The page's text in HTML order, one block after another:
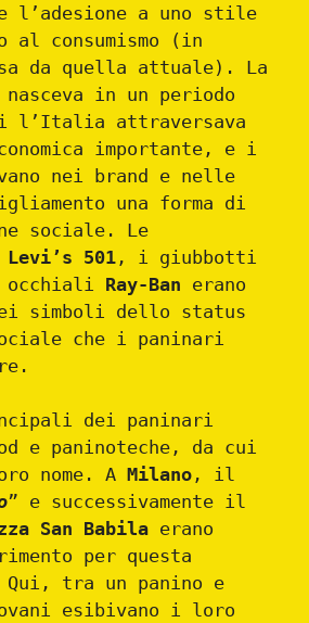
l’adesione a uno stile
consumismo (in
da quella attuale). La
nasceva in un periodo
l’Italia attraversava
importante, e i
nei brand e nelle
una forma di
sociale. Le
Levi’s 501 , i giubbotti
Ray-Ban erano
simboli dello status
che i paninari
dei paninari
e paninoteche, da cui
nome. A Milano , il
” e successivamente il
San Babila erano
per questa
tra un panino e
esibivano i loro